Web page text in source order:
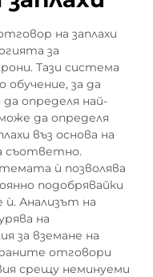
на заплахи
за
Тази система
обучение, за да
определя най-
да определя
въз основа на
съответно.
ѝ позволява
подобрявайки
Анализът на
на
за вземане на
отговори
срещу неминуеми